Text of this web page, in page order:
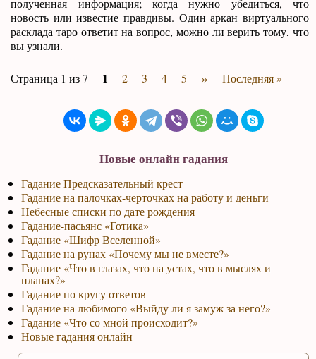
новость или известие правдивы. Один аркан виртуального
расклада таро ответит на вопрос, можно ли верить тому, что
вы узнали.
Страница 1 из 7 1 2 3 4 5 » Последняя »
Новые онлайн гадания
Гадание Предсказательный крест
Гадание на палочках-черточках на работу и деньги
Небесные списки по дате рождения
Гадание-пасьянс «Готика»
Гадание «Шифр Вселенной»
Гадание на рунах «Почему мы не вместе?»
Гадание «Что в глазах, что на устах, что в мыслях и
планах?»
Гадание по кругу ответов
Гадание на любимого «Выйду ли я замуж за него?»
Гадание «Что со мной происходит?»
Новые гадания онлайн